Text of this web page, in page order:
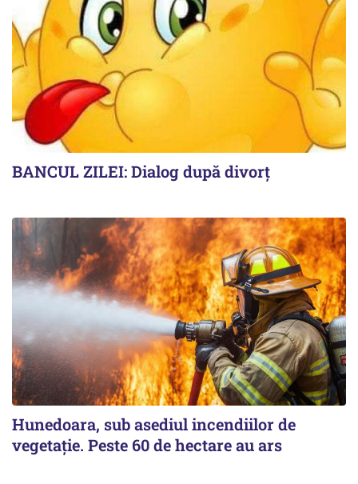
BANCUL ZILEI: Dialog după divorț
Hunedoara, sub asediul incendiilor de
vegetație. Peste 60 de hectare au ars